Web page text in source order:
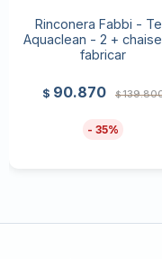
Rinconera Fabbi -
Aquaclean - 2 +
fabricar
$ 90.870 $
35